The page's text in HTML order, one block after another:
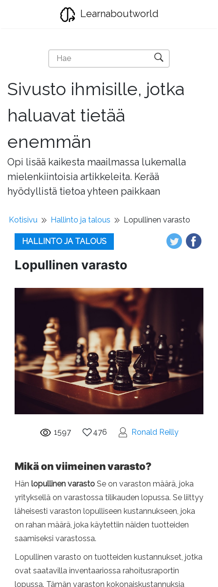
Learnaboutworld
Sivusto ihmisille, jotka
haluavat tietää
enemmän
Opi lisää kaikesta maailmassa lukemalla
mielenkiintoisia artikkeleita. Kerää
hyödyllistä tietoa yhteen paikkaan
Kotisivu Hallinto ja talous Lopullinen varasto
HALLINTO JA TALOUS
Lopullinen varasto
1597 476 Ronald Reilly
Mikä on viimeinen varasto?
Hän lopullinen varasto Se on varaston määrä, joka
yrityksellä on varastossa tilikauden lopussa. Se liittyy
läheisesti varaston lopulliseen kustannukseen, joka
on rahan määrä, joka käytettiin näiden tuotteiden
saamiseksi varastossa.
Lopullinen varasto on tuotteiden kustannukset, jotka
ovat saatavilla inventaariossa rahoitusraportin
lopussa. Tämän varaston kokonaiskustannuksia